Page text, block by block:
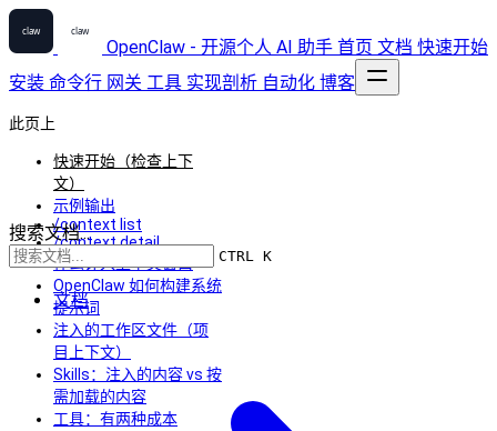
OpenClaw - 开源个人 AI 助手 首页 文档 快速开始
安装 命令行 网关 工具 实现剖析 自动化 博客
搜索文档...
CTRL K
文档
此页上
快速开始（检查上下
文）
示例输出
/context list
/context detail
什么计入上下文窗口
OpenClaw 如何构建系统
提示词
注入的工作区文件（项
目上下文）
Skills：注入的内容 vs 按
需加载的内容
工具：有两种成本